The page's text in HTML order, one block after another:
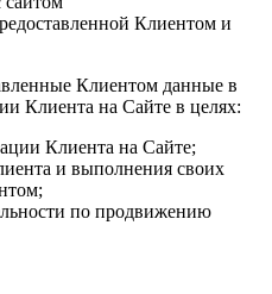
Клиентом и
Клиентом данные в
Клиента на Сайте в целях:
Клиента на Сайте;
и выполнения своих
по продвижению